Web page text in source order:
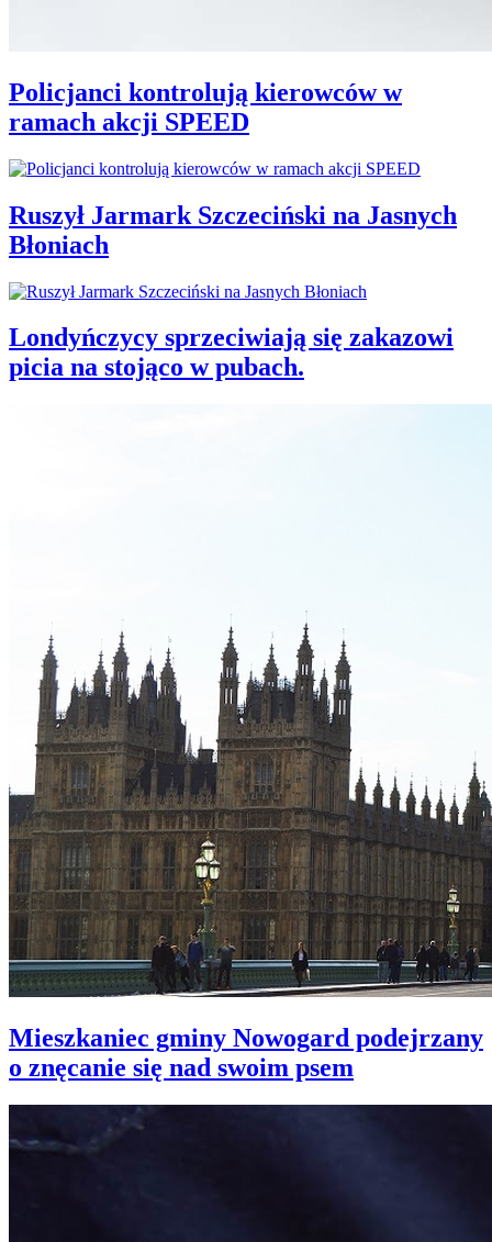
Policjanci kontrolują kierowców w
ramach akcji SPEED
Ruszył Jarmark Szczeciński na Jasnych
Błoniach
Londyńczycy sprzeciwiają się zakazowi
picia na stojąco w pubach.
Mieszkaniec gminy Nowogard podejrzany
o znęcanie się nad swoim psem